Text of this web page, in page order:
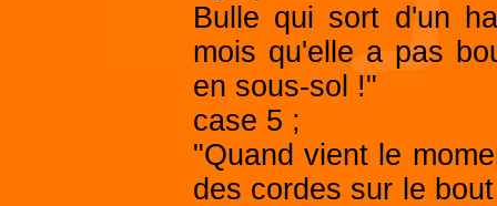
Bulle qui sort d'un
mois qu'elle a pas
en sous-sol !"
case 5 ;
"Quand vient le
des cordes sur le